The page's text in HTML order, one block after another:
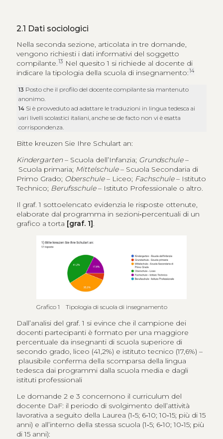
2.1 Dati sociologici
Nella seconda sezione, articolata in tre domande,
vengono richiesti i dati informativi del soggetto
compilante.13 Nel quesito 1 si richiede al docente di
indicare la tipologia della scuola di insegnamento:14
13 Posto che il profilo del docente compilante sia mantenuto
anonimo.
14 Si è provveduto ad adattare le traduzioni in lingua tedesca ai
vari livelli scolastici italiani, anche se de facto non vi è esatta
corrispondenza.
Bitte kreuzen Sie Ihre Schulart an:
Kindergarten– Scuola dell’Infanzia; Grundschule–
Scuola primaria; Mittelschule– Scuola Secondaria di
Primo Grado; Oberschule– Liceo; Fachschule– Istituto
Technico; Berufsschule– Istituto Professionale o altro.
Il graf. 1 sottoelencato evidenzia le risposte ottenute,
elaborate dal programma in sezioni‑percentuali di un
grafico a torta [graf. 1].
Grafico 1 Tipologia di scuola di insegnamento
Dall’analisi del graf. 1 si evince che il campione dei
docenti partecipanti è formato per una maggiore
percentuale da insegnanti di scuola superiore di
secondo grado, liceo (41,2%) e istituto tecnico (17,6%) –
plausibile conferma della scomparsa della lingua
tedesca dai programmi dalla scuola media e dagli
istituti professionali
Le domande 2 e 3 concernono il curriculum del
docente DaF: il periodo di svolgimento dell’attività
lavorativa a seguito della Laurea (1‑5; 6‑10; 10‑15; più di 15
anni) e all’interno della stessa scuola (1‑5; 6‑10; 10‑15; più
di 15 anni):